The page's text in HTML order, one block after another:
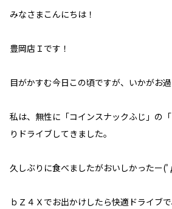
みなさまこんにちは！
豊岡店Ｉです！
目がかすむ今日この頃ですが、いかがお
私は、無性に「コインスナックふじ」の
りドライブしてきました。
久しぶりに食べましたがおいしかったー(ﾟ
ｂＺ４Ｘでお出かけしたら快適ドライブ